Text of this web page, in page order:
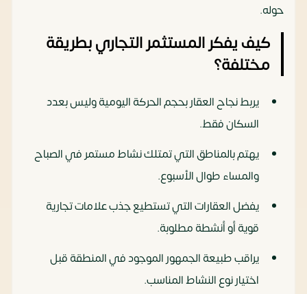
حوله.
كيف يفكر المستثمر التجاري بطريقة
مختلفة؟
يربط نجاح العقار بحجم الحركة اليومية وليس بعدد
السكان فقط.
يهتم بالمناطق التي تمتلك نشاط مستمر في الصباح
والمساء طوال الأسبوع.
يفضل العقارات التي تستطيع جذب علامات تجارية
قوية أو أنشطة مطلوبة.
يراقب طبيعة الجمهور الموجود في المنطقة قبل
اختيار نوع النشاط المناسب.